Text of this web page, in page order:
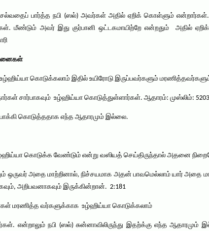
பார்த்த நபி (ஸல்) அவர்கள் அதில் ஏறிக் கொள்ளும் என்றார்கள்.
மீண்டும் அவர் இது குர்பானி ஒட்டகமாயிற்றே என்றதும் அதில்
கொடுக்கலாம் இதில் உயிரோடு இருப்பவர்களும்
சார்பாகவும் உழ்ஹிய்யா கொடுத்துள்ளார்கள். ஆதாரம்: முஸ்லிம்: 5203
கொடுத்ததாக எந்த ஆதாரமும் இல்லை.
கொடுக்க வேண்டும் என்று வஸியத் செய்திருந்தால் அதனை
அதை மாற்றினால், நிச்சயமாக அதன் பாவமெல்லாம் யார் அதை
அறிபவனாகவும் இருக்கின்றான். 2:181
மரணித்த வர்களுக்காக உழ்ஹிய்யா கொடுக்கலாம்
என்றாலும் நபி (ஸல்) சுன்னாவிலிருந்து இதற்க்கு எந்த